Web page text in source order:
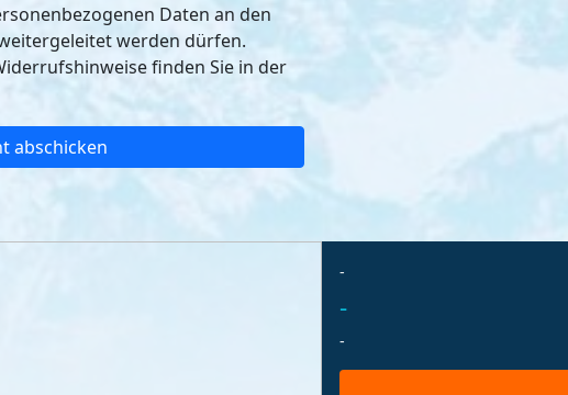
Daten an den
werden dürfen.
finden Sie in der
abschicken
-
-
-